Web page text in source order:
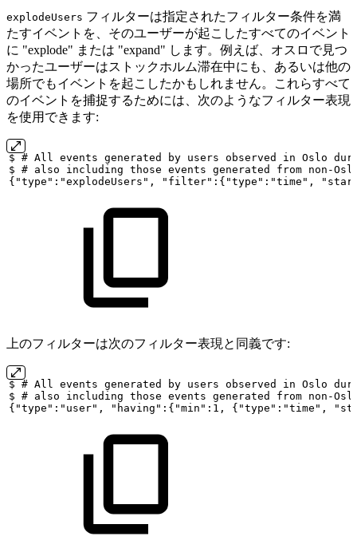
explodeUsers フィルターは指定されたフィルター条件を満
たすイベントを、そのユーザーが起こしたすべてのイベント
に "explode" または "expand" します。例えば、オスロで見つ
かったユーザーはストックホルム滞在中にも、あるいは他の
場所でもイベントを起こしたかもしれません。これらすべて
のイベントを捕捉するためには、次のようなフィルター表現
を使用できます:
$ # All events generated by users observed in Oslo
$ # also including those events generated from non-
{"type":"explodeUsers",
"filter":{"type":"time",
上のフィルターは次のフィルター表現と同義です:
$ # All events generated by users observed in Oslo
$ # also including those events generated from non-
{"type":"user",
"having":{"min":1, {"type":"time",